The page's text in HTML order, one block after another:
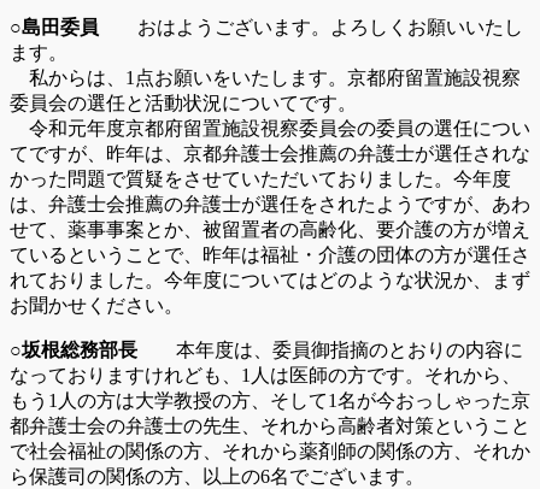
○島田委員 おはようございます。よろしくお願いいたし
ます。
私からは、1点お願いをいたします。京都府留置施設視察
委員会の選任と活動状況についてです。
令和元年度京都府留置施設視察委員会の委員の選任につい
てですが、昨年は、京都弁護士会推薦の弁護士が選任されな
かった問題で質疑をさせていただいておりました。今年度
は、弁護士会推薦の弁護士が選任をされたようですが、あわ
せて、薬事事案とか、被留置者の高齢化、要介護の方が増え
ているということで、昨年は福祉・介護の団体の方が選任さ
れておりました。今年度についてはどのような状況か、まず
お聞かせください。
○坂根総務部長 本年度は、委員御指摘のとおりの内容に
なっておりますけれども、1人は医師の方です。それから、
もう1人の方は大学教授の方、そして1名が今おっしゃった京
都弁護士会の弁護士の先生、それから高齢者対策ということ
で社会福祉の関係の方、それから薬剤師の関係の方、それか
ら保護司の関係の方、以上の6名でございます。